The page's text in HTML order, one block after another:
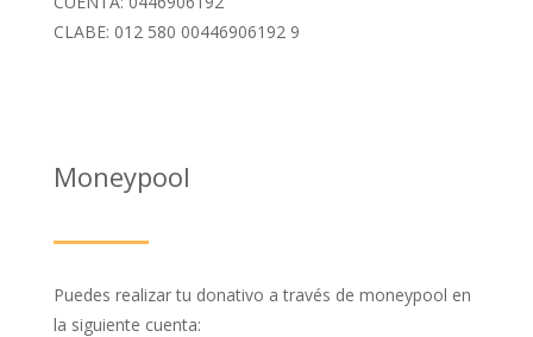
CLABE: 012 580 00446906192 9
Moneypool
Puedes realizar tu donativo a través de moneypool en
la siguiente cuenta: